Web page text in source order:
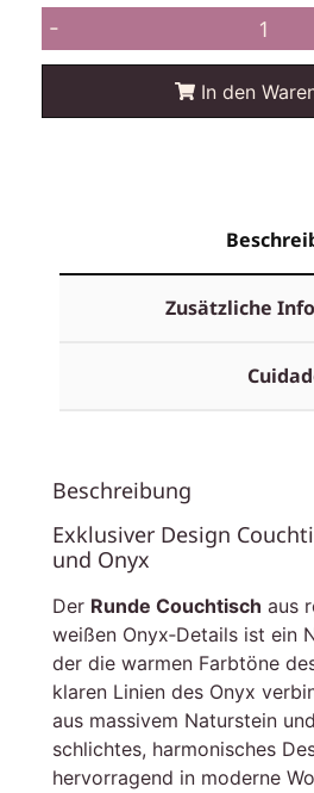
-
In den
Zusätzliche
Beschreibung
Exklusiver Design
und Onyx
Der Runde Couchtisch aus
weißen Onyx‑Details ist ein
der die warmen Farbtöne
klaren Linien des Onyx
aus massivem Naturstein
schlichtes, harmonisches
hervorragend in moderne